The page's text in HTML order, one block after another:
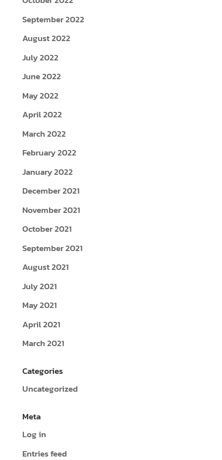
September 2022
August 2022
July 2022
June 2022
May 2022
April 2022
March 2022
February 2022
January 2022
December 2021
November 2021
October 2021
September 2021
August 2021
July 2021
May 2021
April 2021
March 2021
Categories
Uncategorized
Meta
Log in
Entries feed